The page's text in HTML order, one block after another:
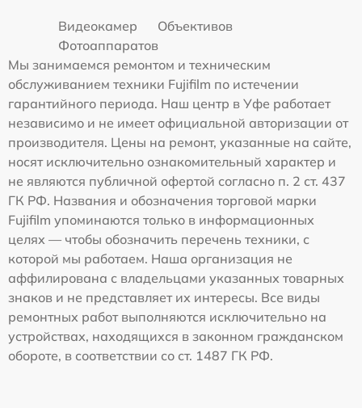
Видеокамер
Объективов
Фотоаппаратов
Мы занимаемся ремонтом и техническим
обслуживанием техники Fujifilm по истечении
гарантийного периода. Наш центр в Уфе работает
независимо и не имеет официальной авторизации от
производителя. Цены на ремонт, указанные на сайте,
носят исключительно ознакомительный характер и
не являются публичной офертой согласно п. 2 ст. 437
ГК РФ. Названия и обозначения торговой марки
Fujifilm упоминаются только в информационных
целях — чтобы обозначить перечень техники, с
которой мы работаем. Наша организация не
аффилирована с владельцами указанных товарных
знаков и не представляет их интересы. Все виды
ремонтных работ выполняются исключительно на
устройствах, находящихся в законном гражданском
обороте, в соответствии со ст. 1487 ГК РФ.